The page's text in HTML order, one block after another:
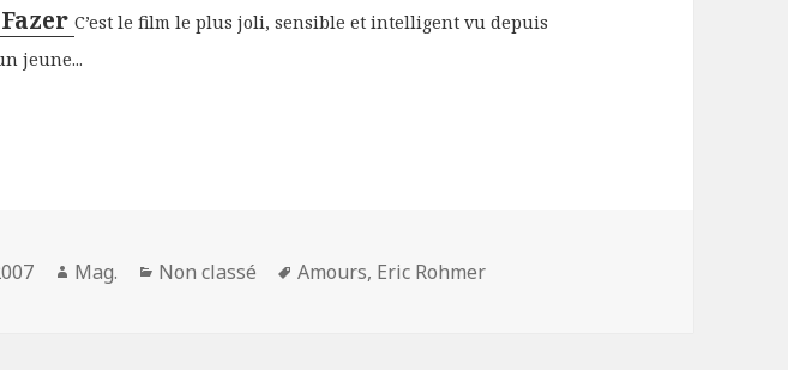
C’est le film le plus joli, sensible et intelligent vu depuis
jeune...
Auteur
Mag. Catégories
Non classé
Mots-
Amours, Eric Rohmer